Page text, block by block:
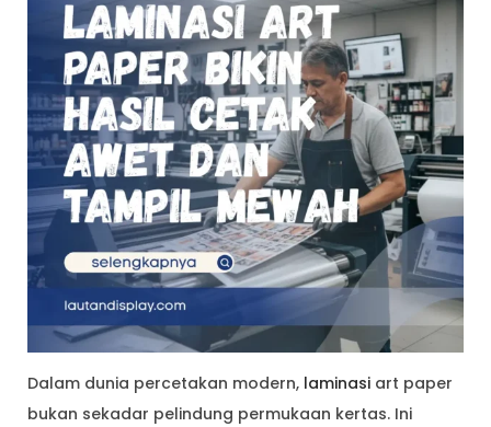
Dalam dunia percetakan modern, laminasi art paper
bukan sekadar pelindung permukaan kertas. Ini